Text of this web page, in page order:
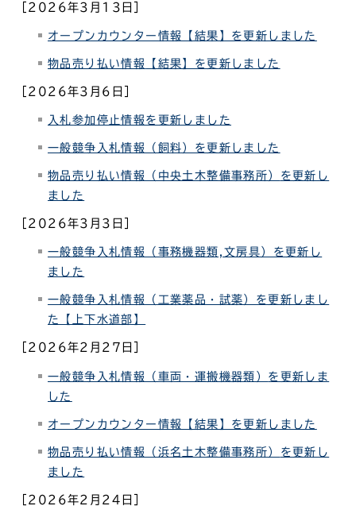
［2026年3月13日］
オープンカウンター情報【結果】を更新しました
物品売り払い情報 【結果】を更新しました
［2026年3月6日］
入札参加停止情報を更新しました
一般競争入札情報（飼料）を更新しました
物品売り払い情報（中央土木整備事務所） を更新し
ました
［2026年3月3日］
一般競争入札情報（事務機器類,文房具）を更新し
ました
一般競争入札情報（工業薬品・試薬）を更新しまし
た【上下水道部】
［2026年2月27日］
一般競争入札情報（車両・運搬機器類） を更新しま
した
オープンカウンター情報【結果】を更新しました
物品売り払い情報（浜名土木整備事務所） を更新し
ました
［2026年2月24日］